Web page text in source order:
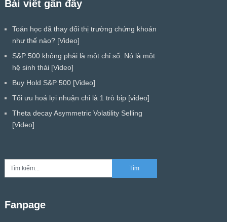
Bài viết gần đây
Toán học đã thay đổi thị trường chứng khoán
như thế nào? [Video]
S&P 500 không phải là một chỉ số. Nó là một
hệ sinh thái [Video]
Buy Hold S&P 500 [Video]
Tối ưu hoá lợi nhuận chỉ là 1 trò bịp [video]
Theta decay Asymmetric Volatility Selling
[Video]
Fanpage